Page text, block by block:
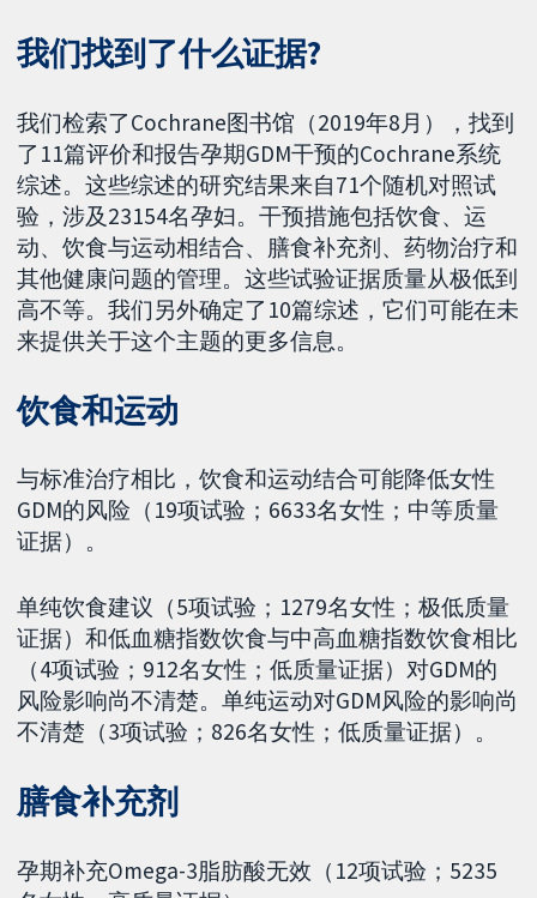
我们找到了什么证据?
我们检索了Cochrane图书馆（2019年8月），找到
了11篇评价和报告孕期GDM干预的Cochrane系统
综述。这些综述的研究结果来自71个随机对照试
验，涉及23154名孕妇。干预措施包括饮食、运
动、饮食与运动相结合、膳食补充剂、药物治疗和
其他健康问题的管理。这些试验证据质量从极低到
高不等。我们另外确定了10篇综述，它们可能在未
来提供关于这个主题的更多信息。
饮食和运动
与标准治疗相比，饮食和运动结合可能降低女性
GDM的风险（19项试验；6633名女性；中等质量
证据）。
单纯饮食建议（5项试验；1279名女性；极低质量
证据）和低血糖指数饮食与中高血糖指数饮食相比
（4项试验；912名女性；低质量证据）对GDM的
风险影响尚不清楚。单纯运动对GDM风险的影响尚
不清楚（3项试验；826名女性；低质量证据）。
膳食补充剂
孕期补充Omega-3脂肪酸无效（12项试验；5235